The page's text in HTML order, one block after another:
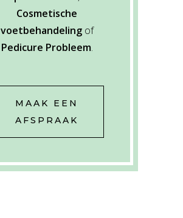
Cosmetische
voetbehandelingof
Pedicure Probleem.
MAAK EEN
AFSPRAAK